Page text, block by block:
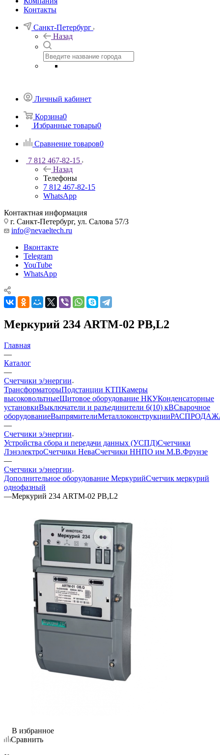
Контакты
Санкт-Петербург
Назад
Личный кабинет
Корзина0
Избранные товары0
Сравнение товаров0
7 812 467-82-15
Назад
Телефоны
7 812 467-82-15
WhatsApp
Контактная информация
г. Санкт-Петербург, ул. Салова 57/3
info@nevaeltech.ru
Вконтакте
Telegram
YouTube
WhatsApp
Меркурий 234 ARTM-02 PB,L2
Главная
—
Каталог
—
Счетчики э/энергии
ТрансформаторыПодстанции КТПКамеры
высоковольтныеЩитовое оборудование НКУКонденсаторные
установкиВыключатели и разъединители 6(10) кВСварочное
оборудованиеВыпрямителиМеталлоконструкции
—
Счетчики э/энергии
Устройства сбора и передачи данных (УСПД)Счетчики
ЛэнэлектроСчетчики НеваСчетчики ННПО им М.В.Фрунзе
—
Счетчики э/энергии
Дополнительное оборудование МеркурийСчетчик меркурий
однофазный
—Меркурий 234 ARTM-02 PB,L2
В избранное
Сравнить